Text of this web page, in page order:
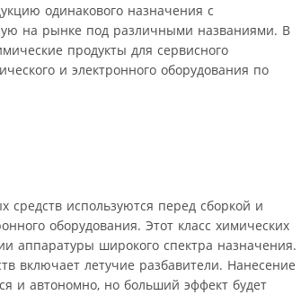
одинакового назначения с
на рынке под различными названиями. В
продукты для сервисного
и электронного оборудования по
используются перед сборкой и
оборудования. Этот класс химических
аппаратуры широкого спектра назначения.
включает летучие разбавители. Нанесение
и автономно, но больший эффект будет